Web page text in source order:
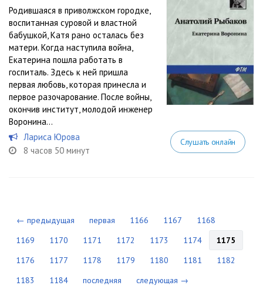
Родившаяся в приволжском городке,
воспитанная суровой и властной
бабушкой, Катя рано осталась без
матери. Когда наступила война,
Екатерина пошла работать в
госпиталь. Здесь к ней пришла
первая любовь, которая принесла и
первое разочарование. После войны,
окончив институт, молодой инженер
Воронина...
Лариса Юрова
8 часов 50 минут
Слушать онлайн
← предыдущая первая 1166 1167
1168
1169
1170 1171 1172 1173 1174
1175
1176
1177 1178 1179 1180 1181
1182
1183
1184 последняя следующая →